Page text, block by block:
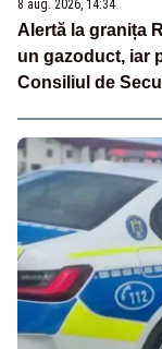
8 aug. 2026, 14:34
Alertă la granița
un gazoduct, iar
Consiliul de